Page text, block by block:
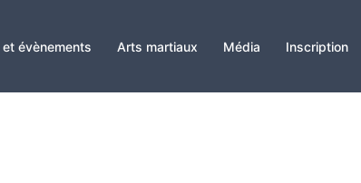
évènements Arts martiaux Média Inscription